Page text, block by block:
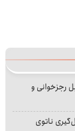
رجزخوانی و
ناتوی